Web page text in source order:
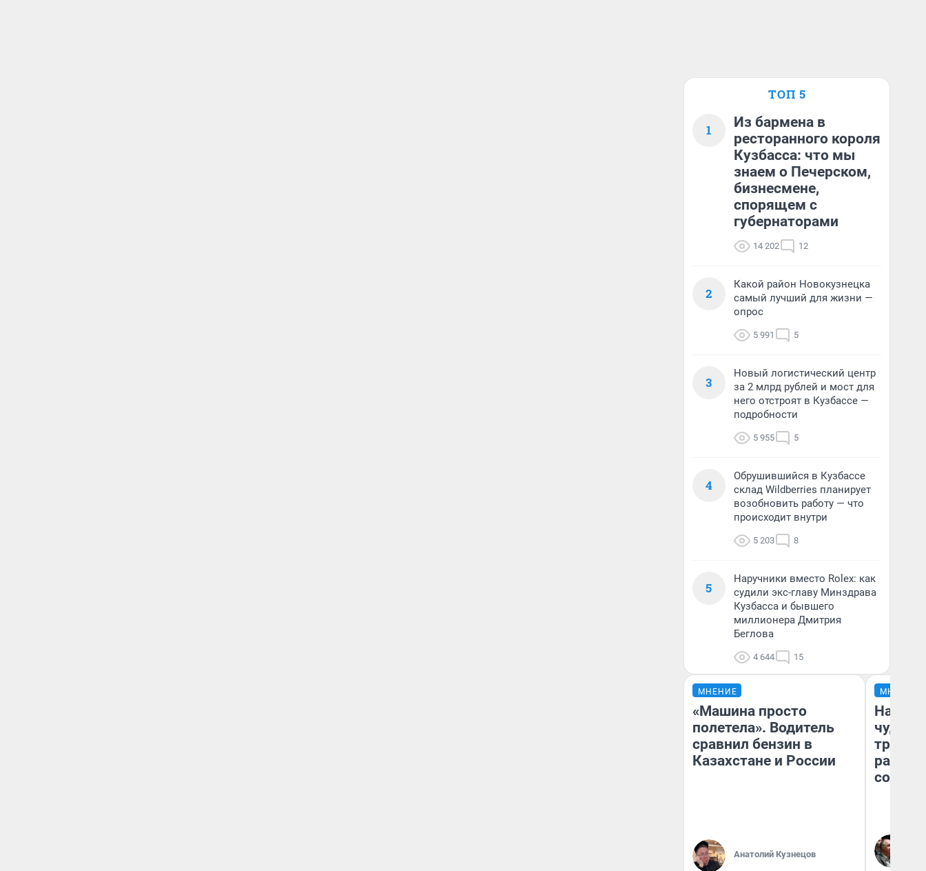
ТОП 5
1
Из бармена в
ресторанного короля
Кузбасса: что мы
знаем о Печерском,
бизнесмене,
спорящем с
губернаторами
14 202 12
2
Какой район Новокузнецка
самый лучший для жизни —
опрос
5 991 5
3
Новый логистический центр
за 2 млрд рублей и мост для
него отстроят в Кузбассе —
подробности
5 955 5
4
Обрушившийся в Кузбассе
склад Wildberries планирует
возобновить работу — что
происходит внутри
5 203 8
5
Наручники вместо Rolex: как
судили экс-главу Минздрава
Кузбасса и бывшего
миллионера Дмитрия
Беглова
4 644 15
МНЕНИЕ
«Машина просто
полетела». Водитель
сравнил бензин в
Казахстане и России
Анатолий Кузнецов
МНЕНИЕ
чудом